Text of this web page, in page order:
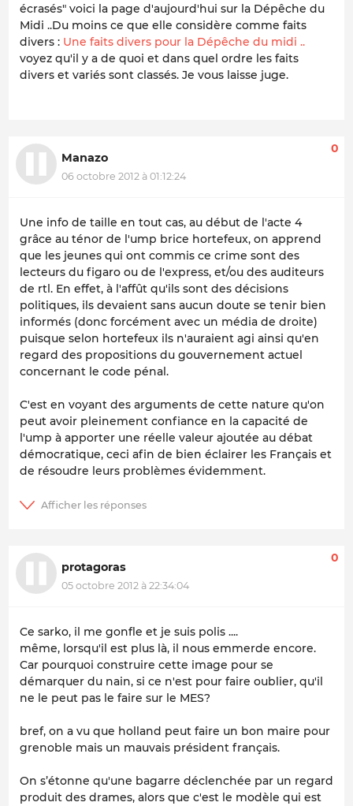
écrasés" voici la page d'aujourd'hui sur la Dépêche du
Midi ..Du moins ce que elle considère comme faits
divers : Une faits divers pour la Dépêche du midi ..
voyez qu'il y a de quoi et dans quel ordre les faits
divers et variés sont classés. Je vous laisse juge.
Manazo
06 octobre 2012 à 01:12:24
0
Une info de taille en tout cas, au début de l'acte 4
grâce au ténor de l'ump brice hortefeux, on apprend
que les jeunes qui ont commis ce crime sont des
lecteurs du figaro ou de l'express, et/ou des auditeurs
de rtl. En effet, à l'affût qu'ils sont des décisions
politiques, ils devaient sans aucun doute se tenir bien
informés (donc forcément avec un média de droite)
puisque selon hortefeux ils n'auraient agi ainsi qu'en
regard des propositions du gouvernement actuel
concernant le code pénal.
C'est en voyant des arguments de cette nature qu'on
peut avoir pleinement confiance en la capacité de
l'ump à apporter une réelle valeur ajoutée au débat
démocratique, ceci afin de bien éclairer les Français et
de résoudre leurs problèmes évidemment.
protagoras
05 octobre 2012 à 22:34:04
0
Ce sarko, il me gonfle et je suis polis ....
même, lorsqu'il est plus là, il nous emmerde encore.
Car pourquoi construire cette image pour se
démarquer du nain, si ce n'est pour faire oublier, qu'il
ne le peut pas le faire sur le MES?
bref, on a vu que holland peut faire un bon maire pour
grenoble mais un mauvais président français.
On s’étonne qu'une bagarre déclenchée par un regard
produit des drames, alors que c'est le modèle qui est